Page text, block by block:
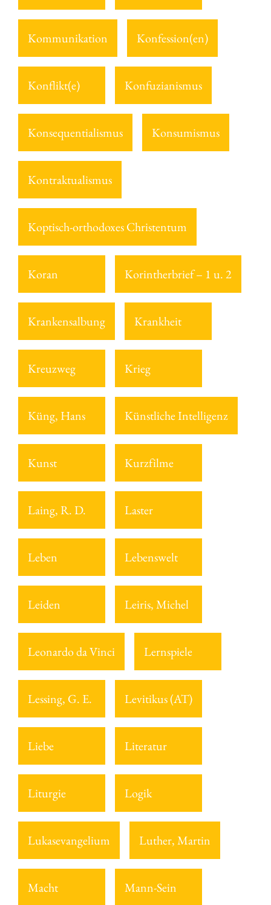
Kommunikation Konfession(en)
Konflikt(e) Konfuzianismus
Konsequentialismus Konsumismus
Kontraktualismus
Koptisch-orthodoxes Christentum
Koran Korintherbrief – 1 u. 2
Krankensalbung Krankheit
Kreuzweg Krieg
Küng, Hans Künstliche Intelligenz
Kunst Kurzfilme
Laing, R. D. Laster
Leben Lebenswelt
Leiden Leiris, Michel
Leonardo da Vinci Lernspiele
Lessing, G. E. Levitikus (AT)
Liebe Literatur
Liturgie Logik
Lukasevangelium Luther, Martin
Macht Mann-Sein